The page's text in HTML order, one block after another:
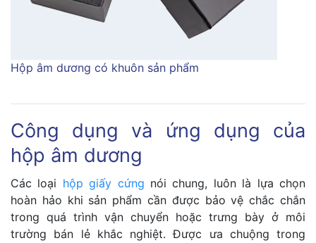
Hộp âm dương có khuôn sản phẩm
Công dụng và ứng dụng của
hộp âm dương
Các loại hộp giấy cứng nói chung, luôn là lựa chọn
hoàn hảo khi sản phẩm cần được bảo vệ chắc chắn
trong quá trình vận chuyển hoặc trưng bày ở môi
trường bán lẻ khắc nghiệt. Được ưa chuộng trong